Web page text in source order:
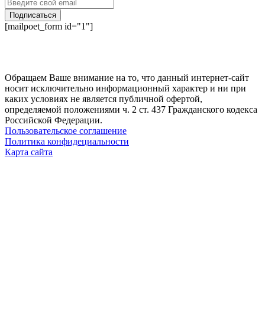
Подписаться
[mailpoet_form id="1"]
Обращаем Ваше внимание на то, что данный интернет-сайт
носит исключительно информационный характер и ни при
каких условиях не является публичной офертой,
определяемой положениями ч. 2 ст. 437 Гражданского кодекса
Российской Федерации.
Пользовательское соглашение
Политика конфидециальности
Карта сайта